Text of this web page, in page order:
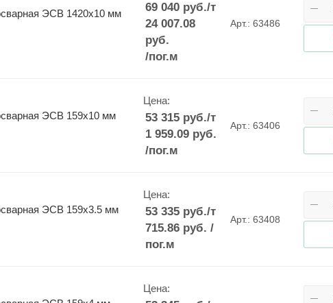
ЭСВ 1420х10 мм
69 040руб./т
24 007.08
руб.
/пог.м
Арт.: 63486
ЭСВ 159х10 мм
Цена:
53 315руб./т
1 959.09 руб.
/пог.м
Арт.: 63406
ЭСВ 159х3.5 мм
Цена:
53 335руб./т
715.86 руб. /
пог.м
Арт.: 63408
Цена: